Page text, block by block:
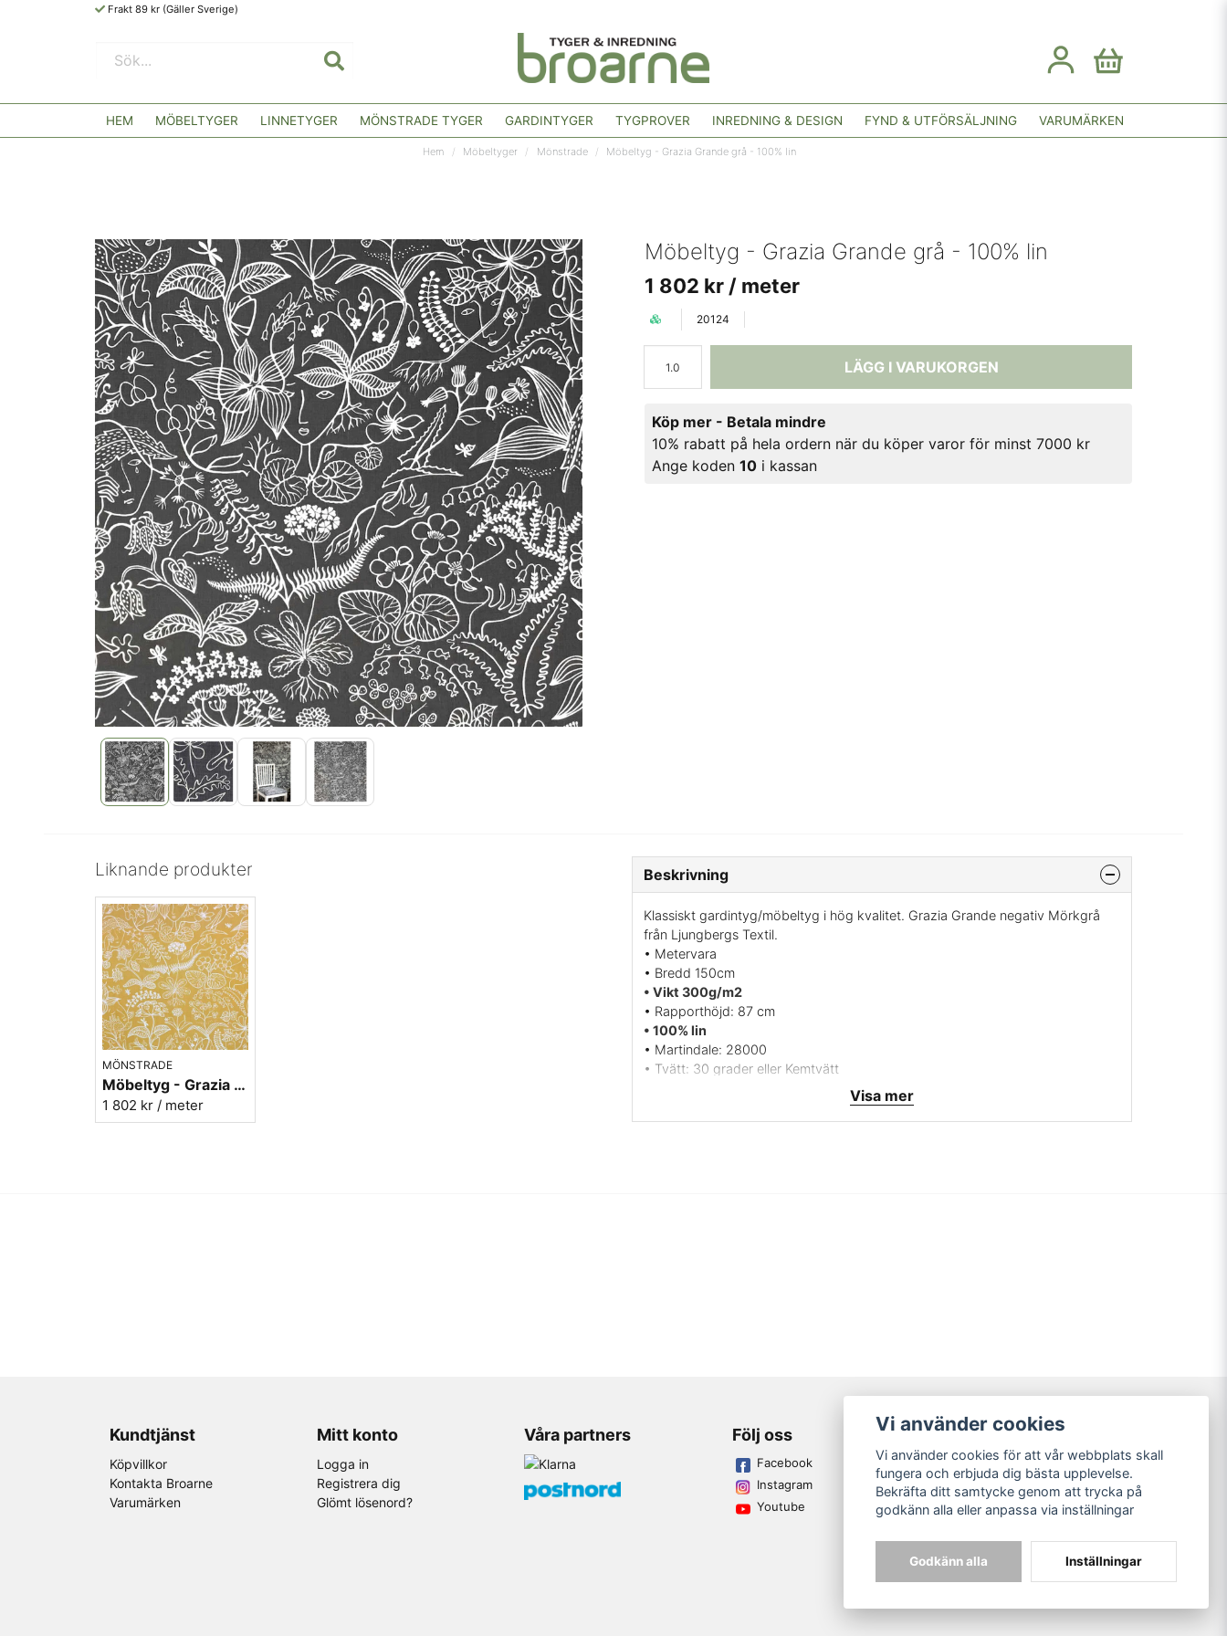
Frakt 89 kr (Gäller Sverige)
HEM MÖBELTYGER LINNETYGER MÖNSTRADE TYGER GARDINTYGER TYGPROVER INREDNING & DESIGN FYND & UTFÖRSÄLJNING VARUMÄRKEN
Hem Möbeltyger Mönstrade Möbeltyg - Grazia Grande grå - 100% lin
Möbeltyg - Grazia Grande grå - 100% lin
1 802 kr / meter
20124
LÄGG I VARUKORGEN
Köp mer - Betala mindre
10% rabatt på hela ordern när du köper varor för minst 7000 kr
Ange koden10 i kassan
Liknande produkter
MÖNSTRADE
Möbeltyg - Grazia Grande gulbrun - 100% lin
1 802 kr / meter
Beskrivning
Klassiskt gardintyg/möbeltyg i hög kvalitet. Grazia Grande negativ Mörkgrå
från Ljungbergs Textil.
• Metervara
• Bredd 150cm
• Vikt 300g/m2
• Rapporthöjd: 87 cm
• 100% lin
• Martindale: 28000
• Tvätt: 30 grader eller Kemtvätt
• Tryckt i UK
Visa mer
Kundtjänst
Köpvillkor
Kontakta Broarne
Varumärken
Mitt konto
Logga in
Registrera dig
Glömt lösenord?
Våra partners Följ oss
Facebook
Instagram
Youtube
Broarne AB
© Copyright
Vi använder cookies
Vi använder cookies för att vår webbplats skall
fungera och erbjuda dig bästa upplevelse.
Bekräfta ditt samtycke genom att trycka på
godkänn alla eller anpassa via inställningar
Godkänn alla Inställningar